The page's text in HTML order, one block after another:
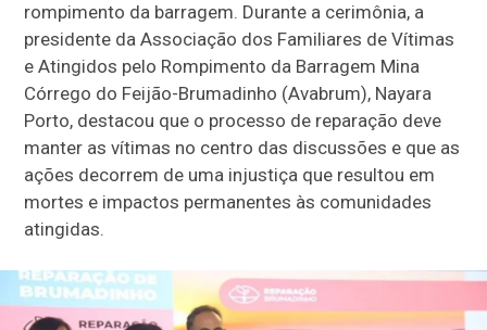
rompimento da barragem. Durante a cerimônia, a
presidente da Associação dos Familiares de Vítimas
e Atingidos pelo Rompimento da Barragem Mina
Córrego do Feijão-Brumadinho (Avabrum), Nayara
Porto, destacou que o processo de reparação deve
manter as vítimas no centro das discussões e que as
ações decorrem de uma injustiça que resultou em
mortes e impactos permanentes às comunidades
atingidas.